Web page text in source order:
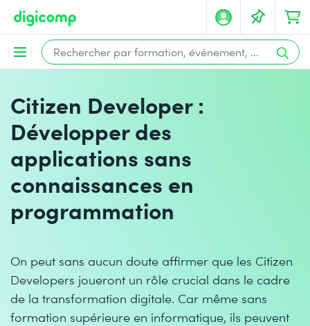
Citizen Developer :
Développer des
applications sans
connaissances en
programmation
On peut sans aucun doute affirmer que les Citizen
Developers joueront un rôle crucial dans le cadre
de la transformation digitale. Car même sans
formation supérieure en informatique, ils peuvent